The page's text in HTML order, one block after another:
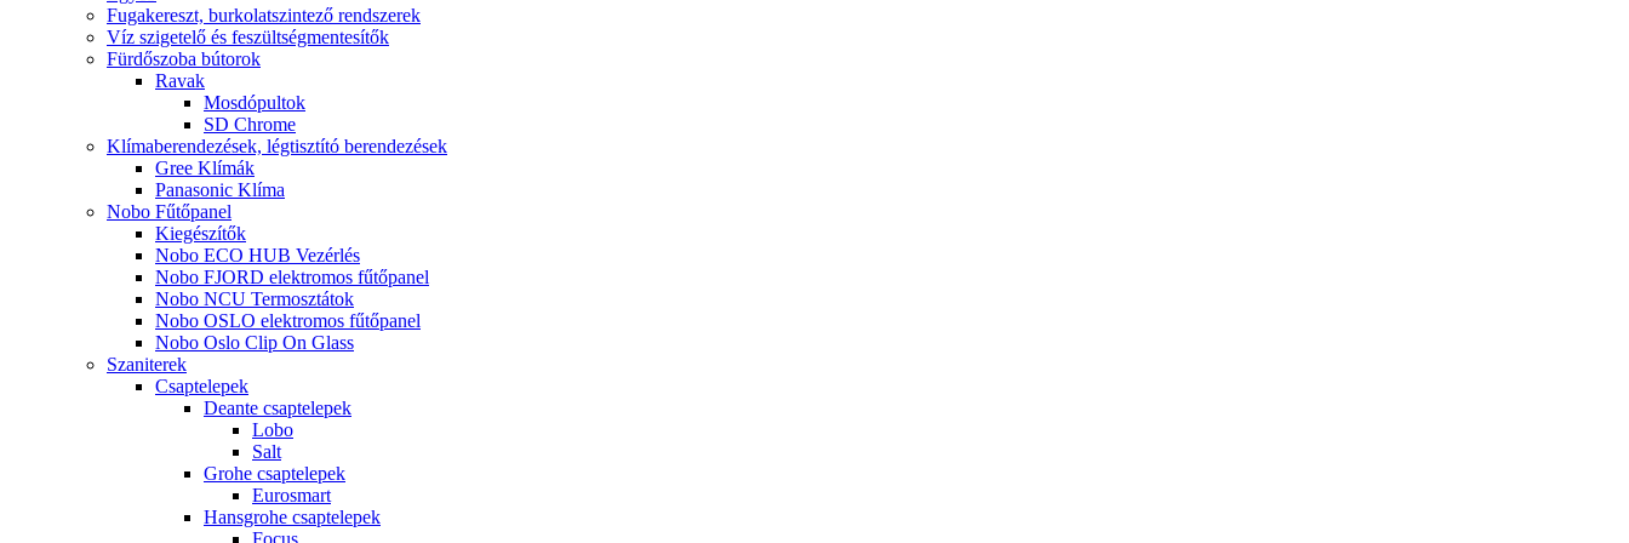
Fugakereszt, burkolatszintező rendszerek
Víz szigetelő és feszültségmentesítők
Fürdőszoba bútorok
Ravak
Mosdópultok
SD Chrome
Klímaberendezések, légtisztító berendezések
Gree Klímák
Panasonic Klíma
Nobo Fűtőpanel
Kiegészítők
Nobo ECO HUB Vezérlés
Nobo FJORD elektromos fűtőpanel
Nobo NCU Termosztátok
Nobo OSLO elektromos fűtőpanel
Nobo Oslo Clip On Glass
Szaniterek
Csaptelepek
Deante csaptelepek
Lobo
Salt
Grohe csaptelepek
Eurosmart
Hansgrohe csaptelepek
Focus